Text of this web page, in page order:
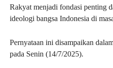
Rakyat menjadi fondasi penting
ideologi bangsa Indonesia di
Pernyataan ini disampaikan
pada Senin (14/7/2025).